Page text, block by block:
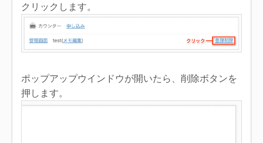
クリックします。
ポップアップウインドウが開いたら、削除ボタンを
押します。